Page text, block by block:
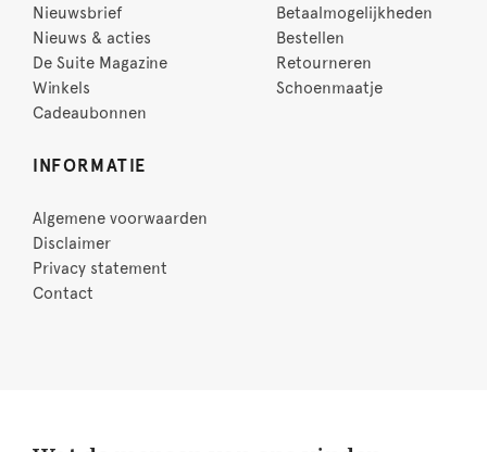
Nieuwsbrief
Nieuws & acties
De Suite Magazine
Winkels
Cadeaubonnen
Betaalmogelijkheden
Bestellen
Retourneren
Schoenmaatje
INFORMATIE
Algemene voorwaarden
Disclaimer
Privacy statement
Contact